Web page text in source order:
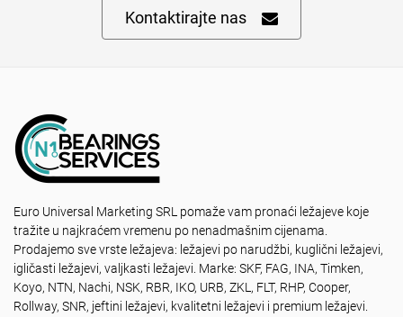
Kontaktirajte nas
Euro Universal Marketing SRL pomaže vam pronaći ležajeve koje
tražite u najkraćem vremenu po nenadmašnim cijenama.
Prodajemo sve vrste ležajeva: ležajevi po narudžbi, kuglični ležajevi,
igličasti ležajevi, valjkasti ležajevi. Marke: SKF, FAG, INA, Timken,
Koyo, NTN, Nachi, NSK, RBR, IKO, URB, ZKL, FLT, RHP, Cooper,
Rollway, SNR, jeftini ležajevi, kvalitetni ležajevi i premium ležajevi.